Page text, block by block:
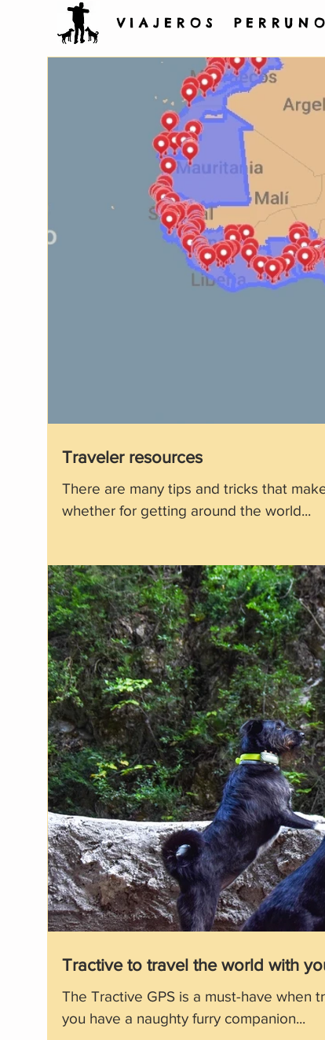
V I A J E R O S P E R R U N O
Traveler resources
There are many tips and tricks that
whether for getting around the world...
Tractive to travel the world with
The Tractive GPS is a must-have when
you have a naughty furry companion...